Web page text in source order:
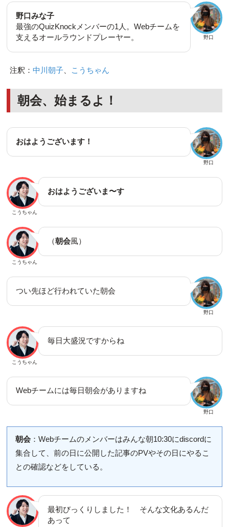
野口
野口みな子
最強のQuizKnockメンバーの1人。Webチームを
支えるオールラウンドプレーヤー。
注釈： 中川朝子、 こうちゃん
朝会、始まるよ！
野口
おはようございます！
こうちゃん
おはようございま〜す
こうちゃん
（朝会風）
野口
つい先ほど行われていた朝会
こうちゃん
毎日大盛況ですからね
野口
Webチームには毎日朝会がありますね
朝会：Webチームのメンバーはみんな朝10:30にdiscordに
集合して、前の日に公開した記事のPVやその日にやるこ
との確認などをしている。
最初びっくりしました！ そんな文化あるんだ
あって